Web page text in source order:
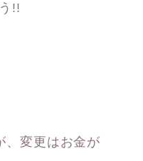
!!
、変更はお金が